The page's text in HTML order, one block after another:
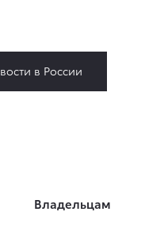
в России
Владельцам